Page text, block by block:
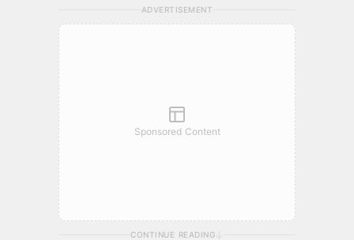
ADVERTISEMENT
Sponsored Content
CONTINUE READING